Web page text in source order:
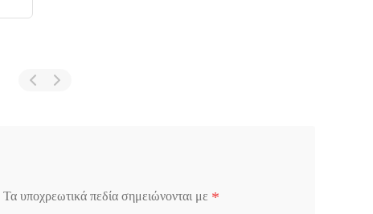
Τα υποχρεωτικά πεδία σημειώνονται με *